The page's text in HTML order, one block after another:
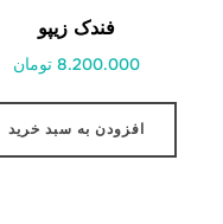
فندک زیپو
8.200.000 تومان
افزودن به سبد خرید